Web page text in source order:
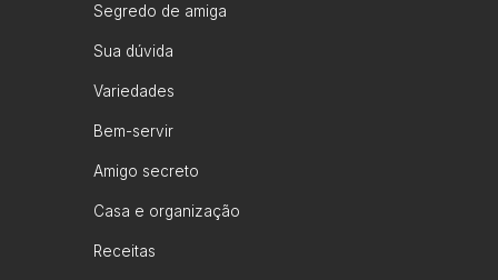
Segredo de amiga
Sua dúvida
Variedades
Bem-servir
Amigo secreto
Casa e organização
Receitas